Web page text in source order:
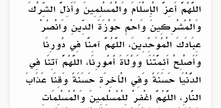
اللَّهُمَّ أَعِزَّ الْإِسْلَامَ وَالْمُسْلِمِينَ وَأَذِلَّ الشِّرْكَ
وَالْمُشْرِكِينَ وَاحْمِ حَوْزَةَ الدِّينِ وَانْصُرْ
عِبَادَكَ الْمُوَحِّدِينَ، اللَّهُمَّ آمِنَّا فِي دُورِنَا
وَأَصْلِحْ أَئِمَّتَنَا وَوُلَاةَ أُمُورِنَا، اللَّهُمَّ آتِنَا فِي
الدُّنْيَا حَسَنَةً وَفِي الْآخِرَةِ حَسَنَةً وَقِنَا عَذَابَ
النَّارِ، اللَّهُمَّ اغْفِرْ لِلْمُسْلِمِينَ وَالْمُسْلِمَاتِ